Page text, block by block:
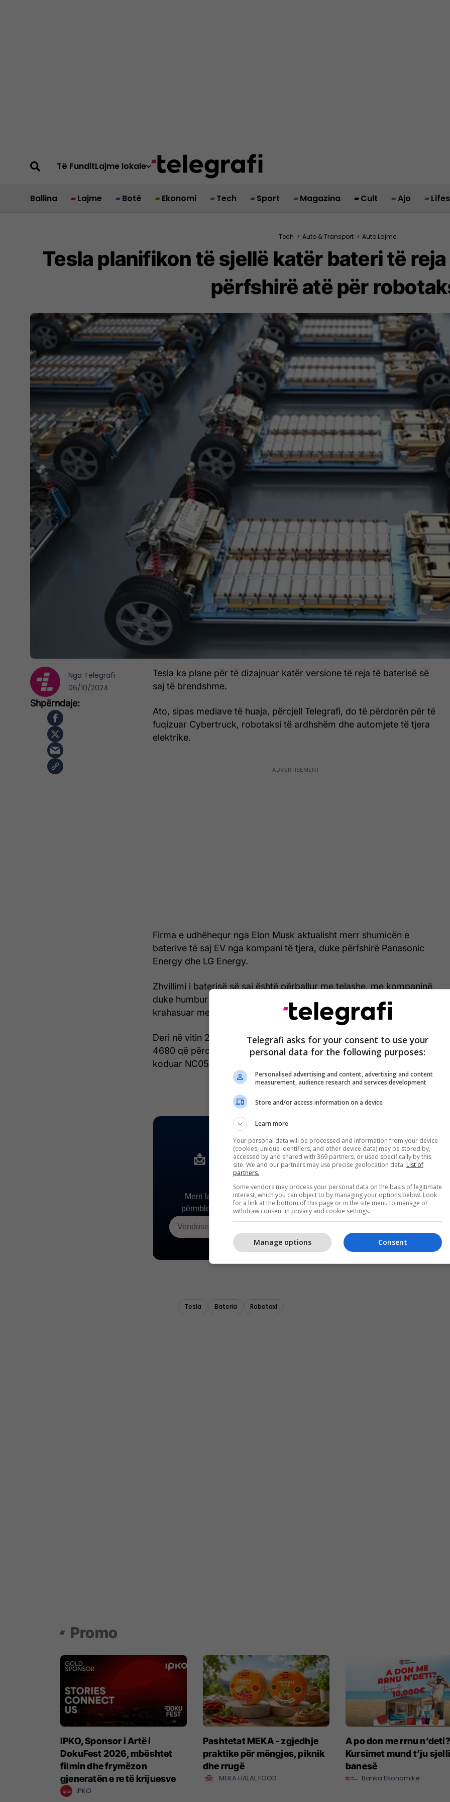
Të FunditLajme lokale
Ballina Lajme Botë Ekonomi Tech Sport Magazina Cult Ajo
Tech > Auto & Transport > Auto Lajme
Tesla planifikon të sjellë katër bateri të
përfshirë atë për
Tesla ka plane për të dizajnuar katër versione të reja të baterisë së
saj të brendshme.
Ato, sipas mediave të huaja, përcjell Telegrafi, do të përdorën për të
fuqizuar Cybertruck, robotaksi të ardhshëm dhe automjete të tjera
elektrike.
Firma e udhëhequr nga Elon Musk aktualisht merr shumicën e
baterive të saj EV nga kompani të tjera, duke përfshirë Panasonic
Energy dhe LG Energy.
Zhvillimi i baterisë së saj është përballur me telashe, me kompaninë
duke humbur 70% deri në 80% të katodave në prodhimin testues
krahasuar me prodhuesit e baterive konvencionale.
Deri në vitin 2026, Tesla planifikon të prezantojë katër versione të
4680 që përdorin katodën e thatë, njëra prej të cilave, me emrin e
koduar NC05, do të fuqizojë robotaksi, sipas raportit. /
Nga Telegrafi
06/10/2024
Telegrafi asks for your consent to use your
personal data for the following purposes:
Personalised advertising and content, advertising and content
measurement, audience research and services development
Store and/or access information on a device
Learn more
Your personal data will be processed and information from your device
(cookies, unique identifiers, and other device data) may be stored by,
accessed by and shared with 369 partners, or used specifically by this
site. We and our partners may use precise geolocation data. List of
partners.
Some vendors may process your personal data on the basis of legitimate
interest, which you can object to by managing your options below. Look
for a link at the bottom of this page or in the site menu to manage or
withdraw consent in privacy and cookie settings.
Consent
Manage options